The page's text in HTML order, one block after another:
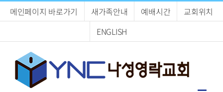
메인페이지 바로가기 새가족안내 예배시간
교회위치
ENGLISH